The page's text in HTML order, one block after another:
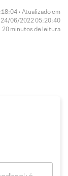
• Atualizado em
24/06/2022 05:20:40
20 minutos de leitura